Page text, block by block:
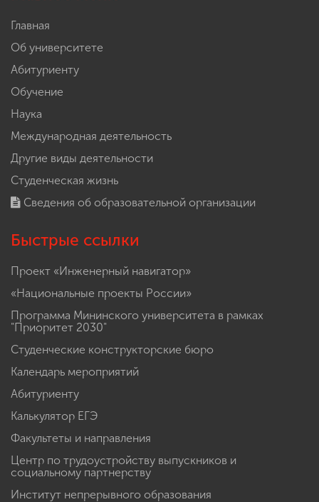
Главная
Об университете
Абитуриенту
Обучение
Наука
Международная деятельность
Другие виды деятельности
Студенческая жизнь
Сведения об образовательной организации
Быстрые ссылки
Проект «Инженерный навигатор»
«Национальные проекты России»
Программа Мининского университета в рамках
"Приоритет 2030"
Студенческие конструкторские бюро
Календарь мероприятий
Абитуриенту
Калькулятор ЕГЭ
Факультеты и направления
Центр по трудоустройству выпускников и
социальному партнерству
Институт непрерывного образования